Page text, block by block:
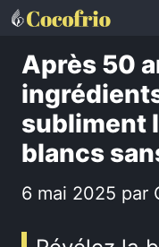
Aller
contenu
Après 50
subliment
blancs
6 mai 2025 par